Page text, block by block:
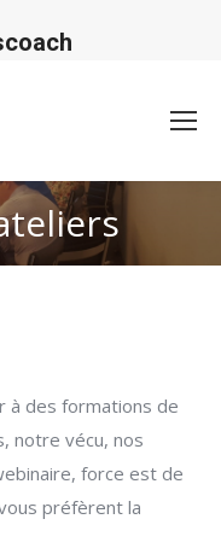
à des formations de
notre vécu, nos
force est de
préfèrent la